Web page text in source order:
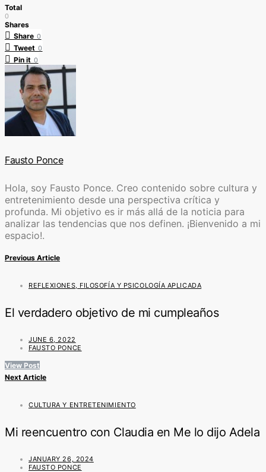
Total
0
Shares
Share 0
Tweet 0
Pin it 0
Fausto Ponce
Hola, soy Fausto Ponce. Creo contenido sobre cultura y
entretenimiento desde una perspectiva crítica y
profunda. Mi objetivo es ir más allá de la noticia para
analizar las tendencias que nos definen. ¡Bienvenido a mi
espacio!.
Previous Article
REFLEXIONES, FILOSOFÍA Y PSICOLOGÍA APLICADA
El verdadero objetivo de mi cumpleaños
JUNE 6, 2022
FAUSTO PONCE
View Post
Next Article
CULTURA Y ENTRETENIMIENTO
Mi reencuentro con Claudia en Me lo dijo Adela
JANUARY 26, 2024
FAUSTO PONCE